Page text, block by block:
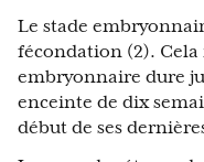
Le stade
fécondation (2). Cela
embryonnaire dure
enceinte de dix
début de ses